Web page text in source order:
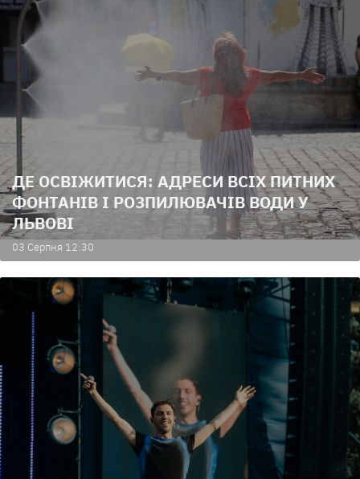
ДЕ ОСВІЖИТИСЯ: АДРЕСИ ВСІХ ПИТНИХ
ФОНТАНІВ І РОЗПИЛЮВАЧІВ ВОДИ У
ЛЬВОВІ
03 Серпня 12:30